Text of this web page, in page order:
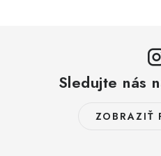
Sledujte nás
ZOBRAZIŤ